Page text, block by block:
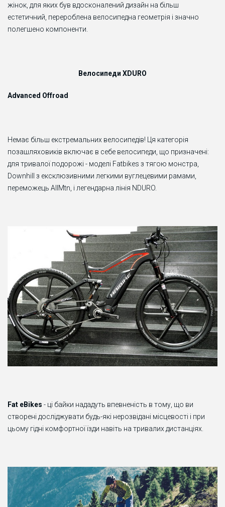
жінок, для яких був вдосконалений дизайн на більш
естетичний, перероблена велосипедна геометрія і значно
полегшено компоненти.
Велосипеди XDURO
Advanced Offroad
Немає більш екстремальних велосипедів! Ця категорія
позашляховиків включає в себе велосипеди, що призначені:
для тривалої подорожі - моделі Fatbikes з тягою монстра,
Downhill з ексклюзивними легкими вуглецевими рамами,
переможець AllMtn, і легендарна лінія NDURO.
Fat eBikes - ці байки нададуть впевненість в тому, що ви
створені досліджувати будь-які нерозвідані місцевості і при
цьому гідні комфортної їзди навіть на тривалих дистанціях.